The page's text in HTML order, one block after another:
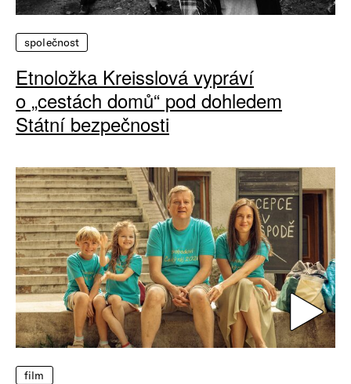
společnost
Etnoložka Kreisslová vypráví
o „cestách domů“ pod dohledem
Státní bezpečnosti
film